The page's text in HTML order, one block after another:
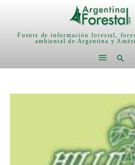
Fuente de información forestal,
ambiental de Argentina y